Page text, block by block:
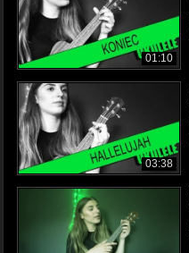
01:10
03:38